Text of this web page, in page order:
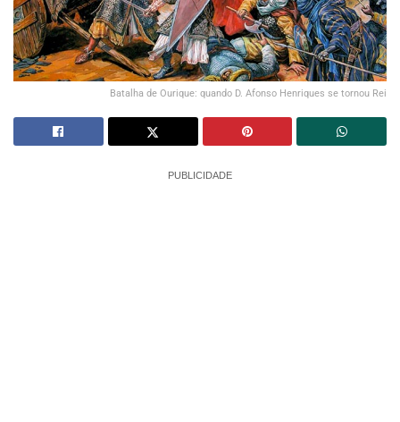
Batalha de Ourique: quando D. Afonso Henriques se tornou Rei
PUBLICIDADE